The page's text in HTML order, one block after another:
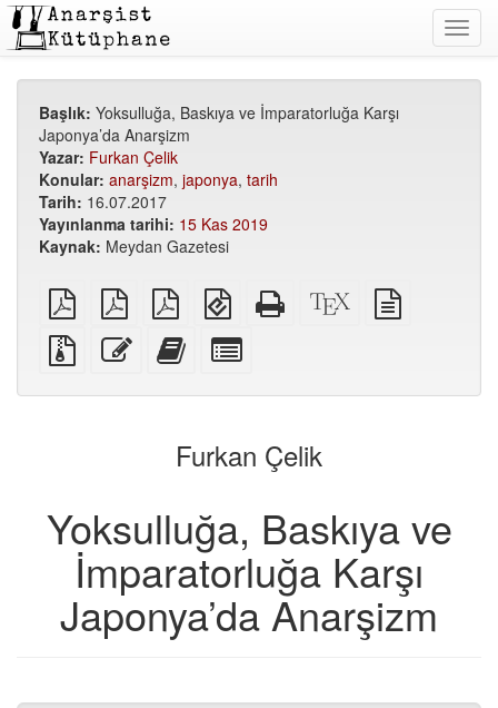
Başlık: Yoksulluğa, Baskıya ve İmparatorluğa Karşı
Japonya’da Anarşizm
Yazar: Furkan Çelik
Konular: anarşizm, japonya, tarih
Tarih: 16.07.2017
Yayınlanma tarihi: 15 Kas 2019
Kaynak: Meydan Gazetesi
Düz
PDF
A5
PDF
A6
PDF
EPUB
(mobil
cihazlar
için)
Bağımsız
HTML
XeLaTeX
kaynak
Ek
dosyalarla
kaynak
metni
Bu
metni
yapıcıyatek
parçaları
seç
Furkan Çelik
Yoksulluğa, Baskıya ve
İmparatorluğa Karşı
Japonya’da Anarşizm